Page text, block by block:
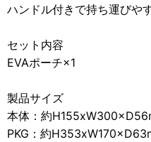
ハンドル付きで持ち運びや
セット内容
EVAポーチ×1
製品サイズ
本体：約
PKG：約